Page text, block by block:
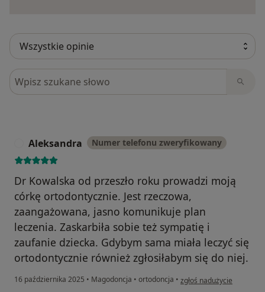
Szukaj w opiniach
Aleksandra Numer telefonu zweryfikowany
Dr Kowalska od przeszło roku prowadzi moją
córkę ortodontycznie. Jest rzeczowa,
zaangażowana, jasno komunikuje plan
leczenia. Zaskarbiła sobie też sympatię i
zaufanie dziecka. Gdybym sama miała leczyć się
ortodontycznie również zgłosiłabym się do niej.
16 października 2025 • Magodoncja • ortodoncja • w opinii użytkownika
zgłoś nadużycie